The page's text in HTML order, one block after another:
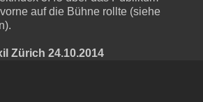
auf die Bühne rollte (siehe
Zürich 24.10.2014